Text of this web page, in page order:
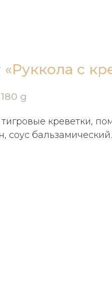
«Руккола с
180 g
тигровые креветки,
соус бальзамический.